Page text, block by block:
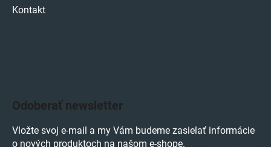
Kontakt
Odoberať newsletter
Vložte svoj e-mail a my Vám budeme zasielať informácie
o nových produktoch na našom e-shope.